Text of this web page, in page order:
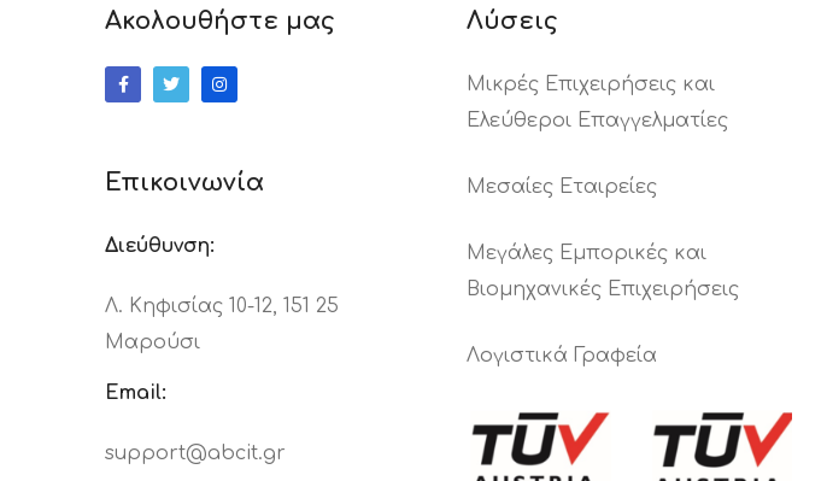
Ακολουθήστε μας
Επικοινωνία
Διεύθυνση:
Λ. Κηφισίας 10-12, 151 25
Μαρούσι
Email:
support@abcit.gr
Λύσεις
Μικρές Επιχειρήσεις και
Ελεύθεροι Επαγγελματίες
Μεσαίες Εταιρείες
Μεγάλες Εμπορικές και
Βιομηχανικές Επιχειρήσεις
Λογιστικά Γραφεία